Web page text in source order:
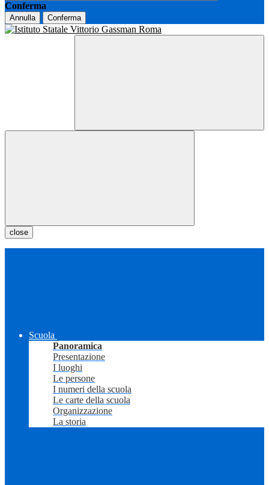
Conferma
Annulla Conferma
close
Scuola
Panoramica
Presentazione
I luoghi
Le persone
I numeri della scuola
Le carte della scuola
Organizzazione
La storia